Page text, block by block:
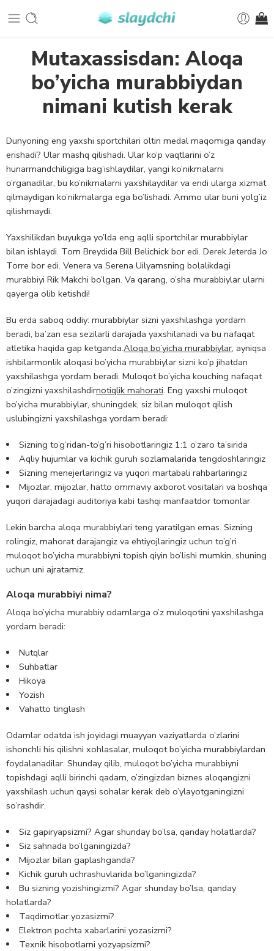
Mutaxassisdan: Aloqa
bo’yicha murabbiydan
nimani kutish kerak
Dunyoning eng yaxshi sportchilari oltin medal maqomiga qanday
erishadi? Ular mashq qilishadi. Ular ko’p vaqtlarini o’z
hunarmandchiligiga bag’ishlaydilar, yangi ko’nikmalarni
o’rganadilar, bu ko’nikmalarni yaxshilaydilar va endi ularga xizmat
qilmaydigan ko’nikmalarga ega bo’lishadi. Ammo ular buni yolg’iz
qilishmaydi.
Yaxshilikdan buyukga yo’lda eng aqlli sportchilar murabbiylar
bilan ishlaydi. Tom Breydida Bill Belichick bor edi. Derek Jeterda Jo
Torre bor edi. Venera va Serena Uilyamsning bolalikdagi
murabbiyi Rik Makchi bo’lgan. Va qarang, o’sha murabbiylar ularni
qayerga olib ketishdi!
Bu erda saboq oddiy: murabbiylar sizni yaxshilashga yordam
beradi, ba’zan esa sezilarli darajada yaxshilanadi va bu nafaqat
atletika haqida gap ketganda.Aloqa bo’yicha murabbiylar, ayniqsa
ishbilarmonlik aloqasi bo’yicha murabbiylar sizni ko’p jihatdan
yaxshilashga yordam beradi. Muloqot bo’yicha kouching nafaqat
o’zingizni yaxshilashdirnotiqlik mahorati. Eng yaxshi muloqot
bo’yicha murabbiylar, shuningdek, siz bilan muloqot qilish
uslubingizni yaxshilashga yordam beradi:
Sizning to’g’ridan-to’g’ri hisobotlaringiz 1:1 o’zaro ta’sirida
Aqliy hujumlar va kichik guruh sozlamalarida tengdoshlaringiz
Sizning menejerlaringiz va yuqori martabali rahbarlaringiz
Mijozlar, mijozlar, hatto ommaviy axborot vositalari va boshqa
yuqori darajadagi auditoriya kabi tashqi manfaatdor tomonlar
Lekin barcha aloqa murabbiylari teng yaratilgan emas. Sizning
rolingiz, mahorat darajangiz va ehtiyojlaringiz uchun to’g’ri
muloqot bo’yicha murabbiyni topish qiyin bo’lishi mumkin, shuning
uchun uni ajratamiz.
Aloqa murabbiyi nima?
Aloqa bo’yicha murabbiy odamlarga o’z muloqotini yaxshilashga
yordam beradi:
Nutqlar
Suhbatlar
Hikoya
Yozish
Vahatto tinglash
Odamlar odatda ish joyidagi muayyan vaziyatlarda o’zlarini
ishonchli his qilishni xohlasalar, muloqot bo’yicha murabbiylardan
foydalanadilar. Shunday qilib, muloqot bo’yicha murabbiyni
topishdagi aqlli birinchi qadam, o’zingizdan biznes aloqangizni
yaxshilash uchun qaysi sohalar kerak deb o’ylayotganingizni
so’rashdir.
Siz gapiryapsizmi? Agar shunday bo’lsa, qanday holatlarda?
Siz sahnada bo’lganingizda?
Mijozlar bilan gaplashganda?
Kichik guruh uchrashuvlarida bo’lganingizda?
Bu sizning yozishingizmi? Agar shunday bo’lsa, qanday
holatlarda?
Taqdimotlar yozasizmi?
Elektron pochta xabarlarini yozasizmi?
Texnik hisobotlarni yozyapsizmi?